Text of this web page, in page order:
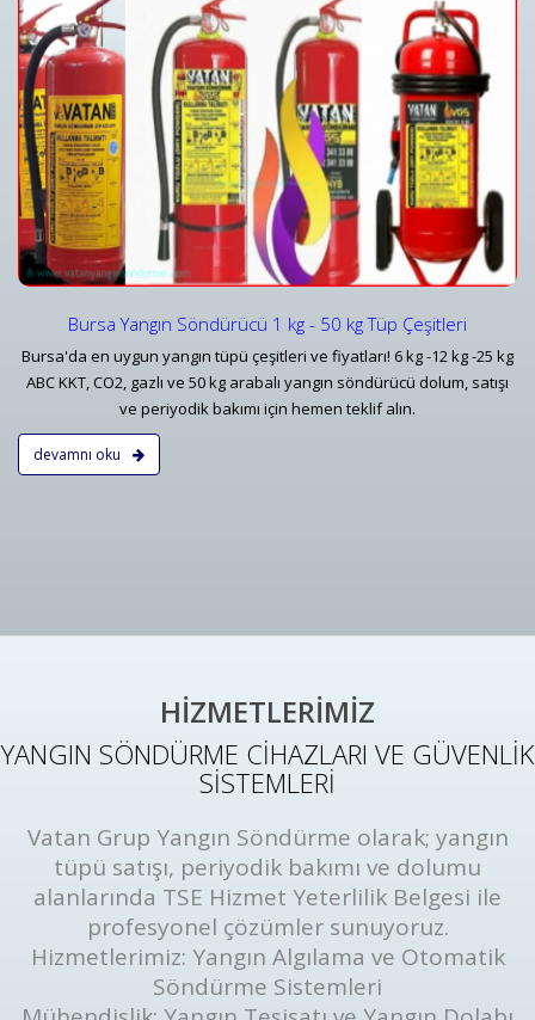
Bursa Yangın Söndürücü 1 kg - 50 kg Tüp Çeşitleri
Bursa'da en uygun yangın tüpü çeşitleri ve fiyatları! 6 kg -12 kg -25 kg
ABC KKT, CO2, gazlı ve 50 kg arabalı yangın söndürücü dolum, satışı
ve periyodik bakımı için hemen teklif alın.
devamnı oku
Yangın Dedektörleri & Sensörleri (Duman, Isı, Gaz)
Yangın Dedektörü Çeşitleri ve İhbar Ekipmanları
Detaylar
HİZMETLERİMİZ
YANGIN SÖNDÜRME CİHAZLARI VE GÜVENLİK
SİSTEMLERİ
Vatan Grup Yangın Söndürme olarak; yangın
tüpü satışı, periyodik bakımı ve dolumu
alanlarında TSE Hizmet Yeterlilik Belgesi ile
profesyonel çözümler sunuyoruz.
Hizmetlerimiz: Yangın Algılama ve Otomatik
Söndürme Sistemleri